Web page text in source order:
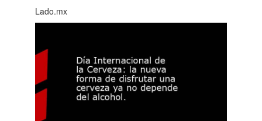
Lado.mx